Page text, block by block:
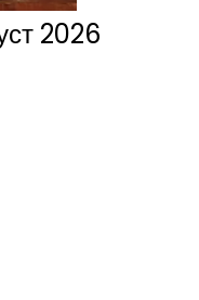
2026